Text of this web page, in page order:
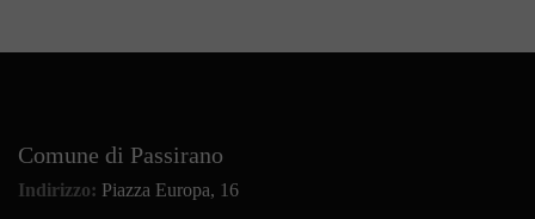
Comune di Passirano
Indirizzo: Piazza Europa, 16